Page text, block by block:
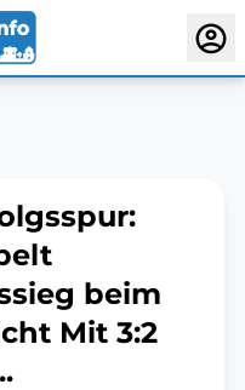
beim
Mit 3:2